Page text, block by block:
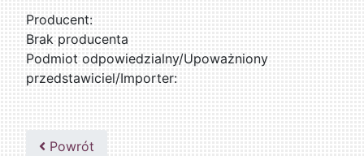
Producent:
Brak producenta
Podmiot odpowiedzialny/Upoważniony
przedstawiciel/Importer:
Powrót